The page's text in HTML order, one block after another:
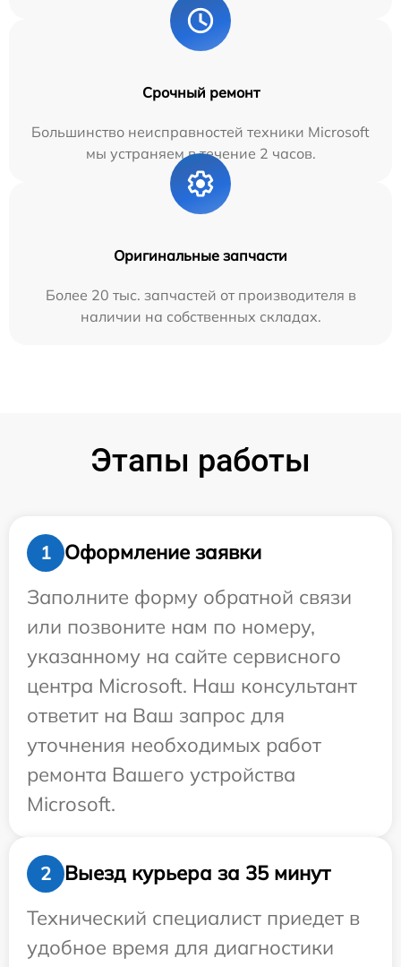
Срочный ремонт
Большинство неисправностей техники Microsoft
мы устраняем в течение 2 часов.
Оригинальные запчасти
Более 20 тыс. запчастей от производителя в
наличии на собственных складах.
Этапы работы
1
Оформление заявки
Заполните форму обратной связи
или позвоните нам по номеру,
указанному на сайте сервисного
центра Microsoft. Наш консультант
ответит на Ваш запрос для
уточнения необходимых работ
ремонта Вашего устройства
Microsoft.
2
Выезд курьера за 35 минут
Технический специалист приедет в
удобное время для диагностики